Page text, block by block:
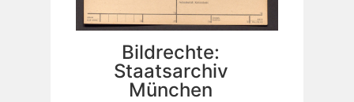
Bildrechte:
Staatsarchiv
München